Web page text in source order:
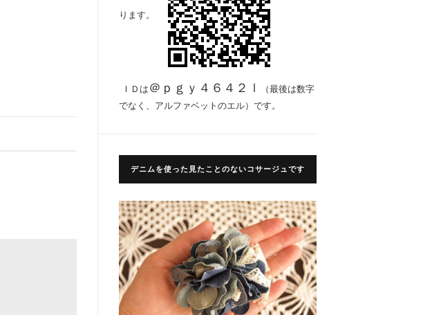
ります。
ＩＤは ＠ｐｇｙ４６４２ｌ
（最後は数字
でなく、アルファベットのエル）です。
デニムを使った見たことのないコサージュです